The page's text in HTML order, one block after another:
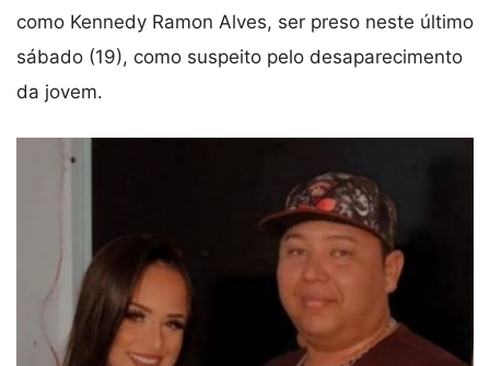
como Kennedy Ramon Alves, ser preso neste último
sábado (19), como suspeito pelo desaparecimento
da jovem.